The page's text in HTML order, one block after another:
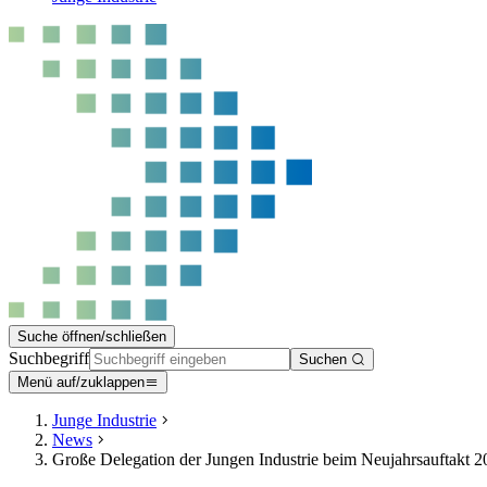
Suche öffnen/schließen
Suchbegriff
Suchen
Menü auf/zuklappen
Junge Industrie
News
Große Delegation der Jungen Industrie beim Neujahrsauftakt